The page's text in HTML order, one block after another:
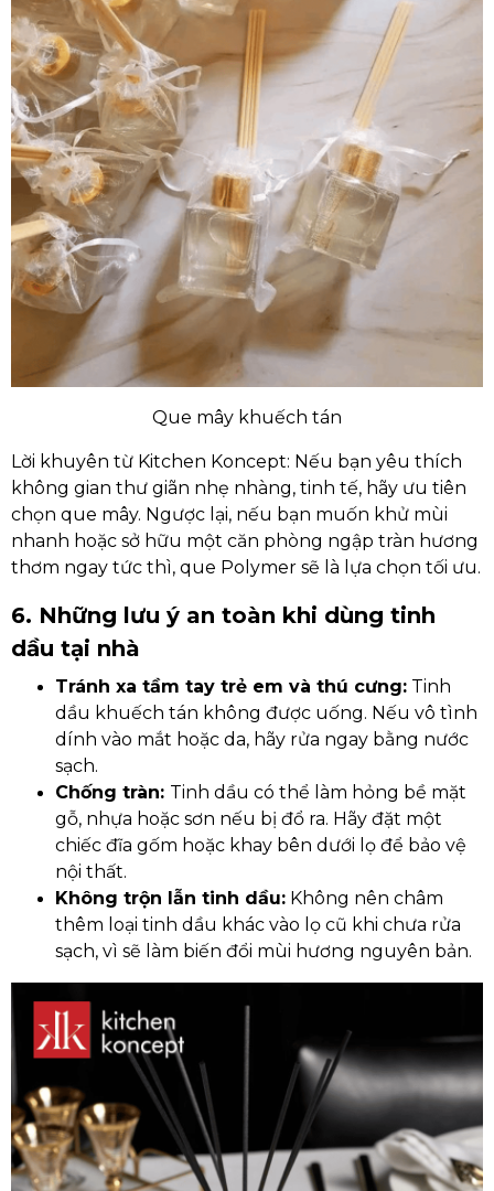
Que mây khuếch tán
Lời khuyên từ Kitchen Koncept: Nếu bạn yêu thích
không gian thư giãn nhẹ nhàng, tinh tế, hãy ưu tiên
chọn que mây. Ngược lại, nếu bạn muốn khử mùi
nhanh hoặc sở hữu một căn phòng ngập tràn hương
thơm ngay tức thì, que Polymer sẽ là lựa chọn tối ưu.
6. Những lưu ý an toàn khi dùng tinh
dầu tại nhà
Tránh xa tầm tay trẻ em và thú cưng: Tinh
dầu khuếch tán không được uống. Nếu vô tình
dính vào mắt hoặc da, hãy rửa ngay bằng nước
sạch.
Chống tràn: Tinh dầu có thể làm hỏng bề mặt
gỗ, nhựa hoặc sơn nếu bị đổ ra. Hãy đặt một
chiếc đĩa gốm hoặc khay bên dưới lọ để bảo vệ
nội thất.
Không trộn lẫn tinh dầu: Không nên châm
thêm loại tinh dầu khác vào lọ cũ khi chưa rửa
sạch, vì sẽ làm biến đổi mùi hương nguyên bản.